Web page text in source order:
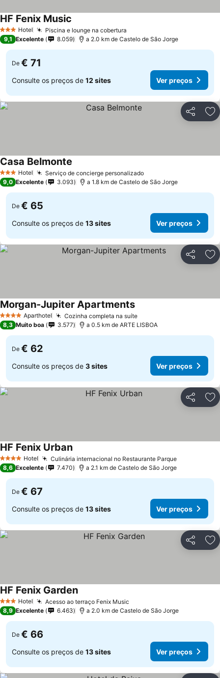
3 EstrelasHotel Piscina e lounge na cobertura
HF Fenix Music
9,1 Excelente 8.059 a 2.0 km de Castelo de São Jorge
De € 71
Consulte os preços de 12 sites Ver preços
Partilhar
3 EstrelasHotel Serviço de concierge personalizadoVer preços
Casa Belmonte
9,0 Excelente 3.093 a 1.8 km de Castelo de São Jorge
De € 65
Consulte os preços de 13 sites Ver preços
Partilhar
4 EstrelasAparthotel Cozinha completa na suíteVer preços
Morgan-Jupiter ApartmentsVer preços
8,3 Muito boa 3.577 a 0.5 km de ARTE LISBOA
De € 62
Consulte os preços de 3 sites Ver preços
Partilhar
4 EstrelasHotel Culinária internacional no Restaurante ParqueVer preços
HF Fenix UrbanVer preços
8,6 Excelente 7.470 a 2.1 km de Castelo de São Jorge
De € 67
Consulte os preços de 13 sites Ver preços
Partilhar
3 EstrelasHotel Acesso ao terraço Fenix Music
HF Fenix GardenVer preços
8,9 Excelente 6.463 a 2.0 km de Castelo de São Jorge
De € 66
Consulte os preços de 13 sites Ver preços